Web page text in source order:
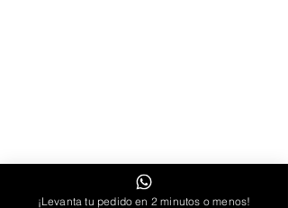
2025 Todos los derechos reservados | Vaper
Studios México
¡Levanta tu pedido en 2 minutos o menos!